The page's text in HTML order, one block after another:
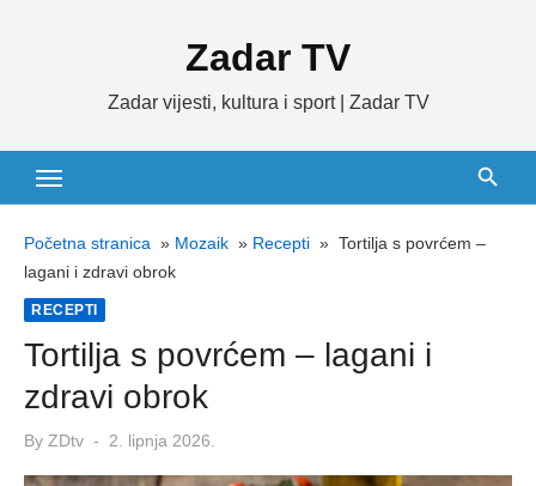
Zadar TV
Zadar vijesti, kultura i sport | Zadar TV
Početna stranica » Mozaik » Recepti » Tortilja s povrćem –
lagani i zdravi obrok
RECEPTI
Tortilja s povrćem – lagani i
zdravi obrok
By ZDtv
Posted
2. lipnja 2026.